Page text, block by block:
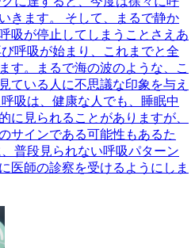
きます。 そして、まるで静か
吸が停止してしまうことさえあ
呼吸が始まり、これまでと全
す。まるで海の波のような、こ
ている人に不思議な印象を与え
吸は、健康な人でも、睡眠中
に見られることがありますが、
サインである可能性もあるた
普段見られない呼吸パターン
医師の診察を受けるようにしま